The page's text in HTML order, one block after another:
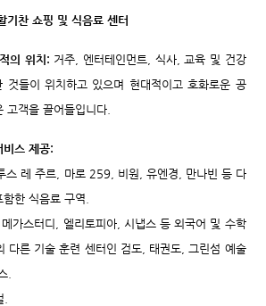
기찬 쇼핑 및 식음료 센터
의 위치: 거주, 엔터테인먼트, 식사, 교육 및 건강
것들이 위치하고 있으며 현대적이고 호화로운 공
고객을 끌어들입니다.
스 제공:
스 레 주르, 마로 259, 비원, 유엔경, 만나빈 등 다
한 식음료 구역.
가스터디, 엘리토피아, 시냅스 등 외국어 및 수학
다른 기술 훈련 센터인 검도, 태권도, 그린섬 예술
.